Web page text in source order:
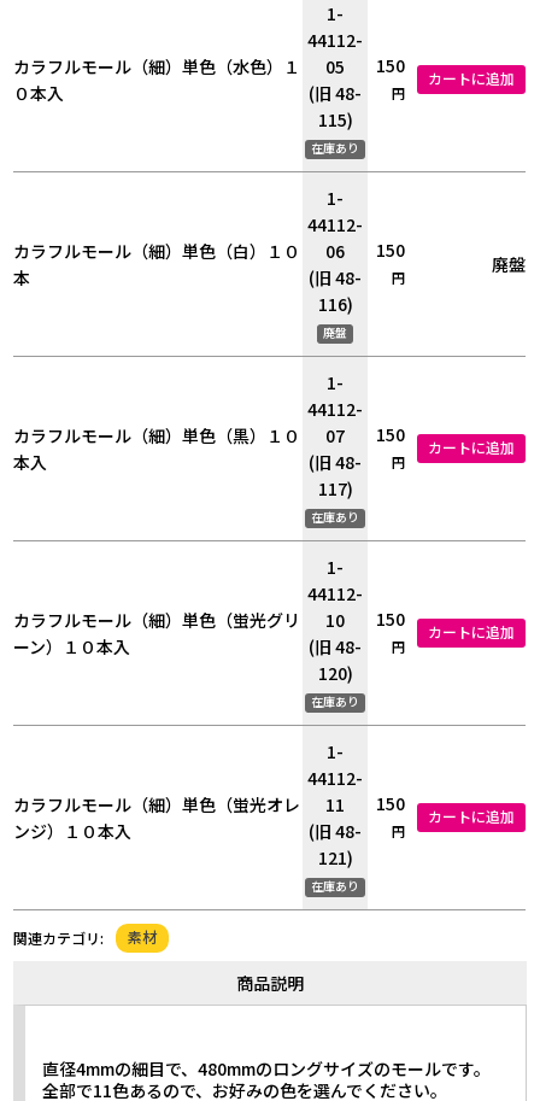
カラフルモール（細）単色（水色）１
０本入
1-
44112-
05
(旧 48-
115)
在庫あり
150
円
カートに追加
カラフルモール（細）単色（白）１０
本
1-
44112-
06
(旧 48-
116)
廃盤
150
円
廃盤
カラフルモール（細）単色（黒）１０
本入
1-
44112-
07
(旧 48-
117)
在庫あり
150
円
カートに追加
カラフルモール（細）単色（蛍光グリ
ーン）１０本入
1-
44112-
10
(旧 48-
120)
在庫あり
150
円
カートに追加
カラフルモール（細）単色（蛍光オレ
ンジ）１０本入
1-
44112-
11
(旧 48-
121)
在庫あり
150
円
カートに追加
関連カテゴリ: 素材
商品説明
直径4mmの細目で、480mmのロングサイズのモールです。
全部で11色あるので、お好みの色を選んでください。